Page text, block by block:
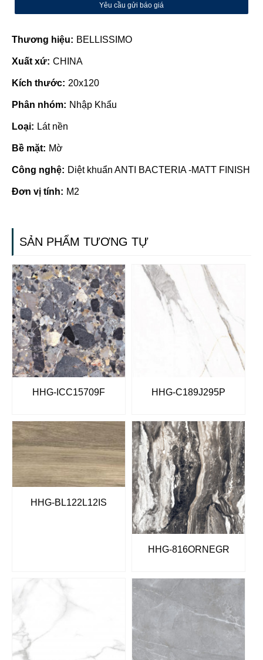
Yêu cầu gửi báo giá
Thương hiệu: BELLISSIMO
Xuất xứ: CHINA
Kích thước: 20x120
Phân nhóm: Nhập Khẩu
Loại: Lát nền
Bề mặt: Mờ
Công nghệ: Diệt khuẩn ANTI BACTERIA -MATT FINISH
Đơn vị tính: M2
SẢN PHẨM TƯƠNG TỰ
HHG-ICC15709F HHG-C189J295P
HHG-BL122L12IS
HHG-816ORNEGR